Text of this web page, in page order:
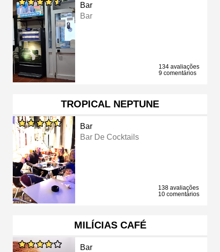
Bar
Bar
134 avaliações
9 comentários
TROPICAL NEPTUNE
Bar
Bar De Cocktails
138 avaliações
10 comentários
MILÍCIAS CAFÉ
Bar